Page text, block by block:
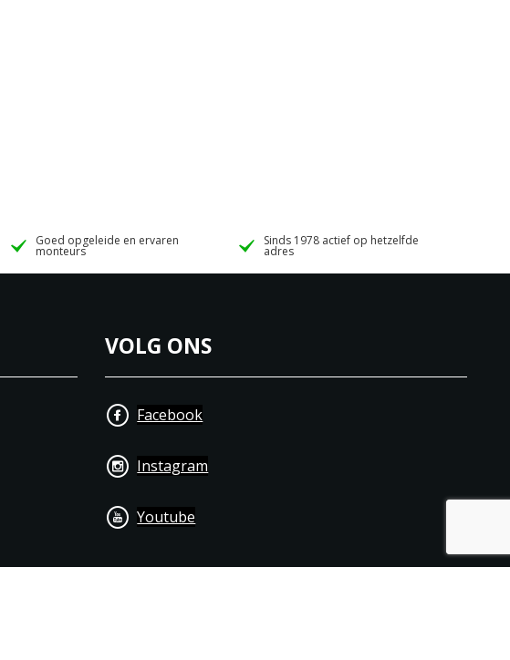
Goed opgeleide en ervaren
monteurs
Sinds 1978 actief op hetzelfde
adres
VOLG ONS
Facebook
Instagram
Youtube